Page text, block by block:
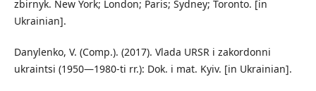
zbirnyk. New York; London; Paris; Sydney; Toronto. [in
Ukrainian].
Danylenko, V. (Comp.). (2017). Vlada URSR i zakordonni
ukraintsi (1950—1980-ti rr.): Dok. i mat. Kyiv. [in Ukrainian].